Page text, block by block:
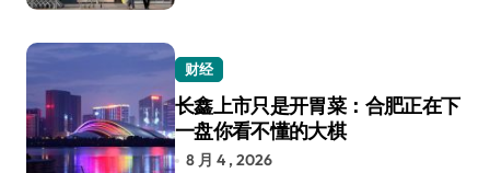
财经
长鑫上市只是开胃菜：合肥正在下
一盘你看不懂的大棋
8 月 4 , 2026